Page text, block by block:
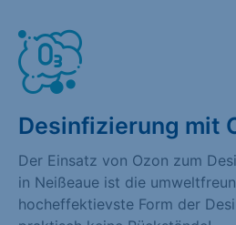
Desinfizierung mit
Der Einsatz von Ozon zum
in Neißeaue ist die
hocheffektievste Form der